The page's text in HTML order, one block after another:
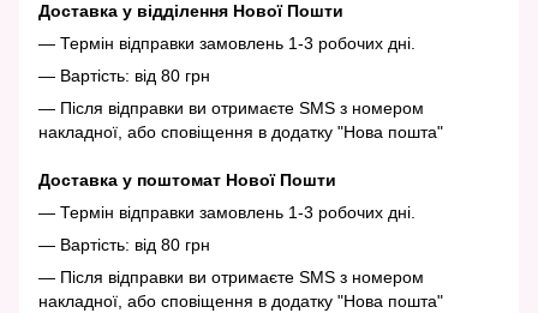
Доставка у відділення Нової Пошти
— Термін відправки замовлень 1-3 робочих дні.
— Вартість: від 80 грн
— Після відправки ви отримаєте SMS з номером
накладної, або сповіщення в додатку "Нова пошта"
Доставка у поштомат Нової Пошти
— Термін відправки замовлень 1-3 робочих дні.
— Вартість: від 80 грн
— Після відправки ви отримаєте SMS з номером
накладної, або сповіщення в додатку "Нова пошта"